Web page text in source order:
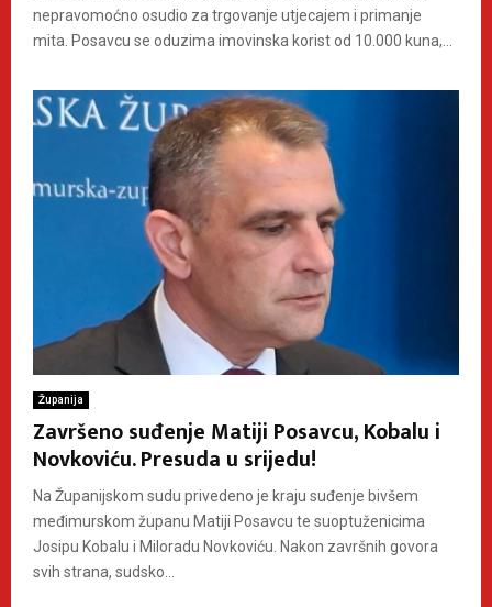
nepravomoćno osudio za trgovanje utjecajem i primanje
mita. Posavcu se oduzima imovinska korist od 10.000 kuna,...
Županija
Završeno suđenje Matiji Posavcu, Kobalu i
Novkoviću. Presuda u srijedu!
Na Županijskom sudu privedeno je kraju suđenje bivšem
međimurskom županu Matiji Posavcu te suoptuženicima
Josipu Kobalu i Miloradu Novkoviću. Nakon završnih govora
svih strana, sudsko...